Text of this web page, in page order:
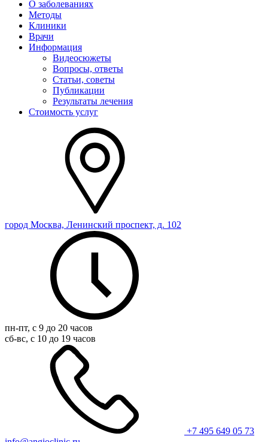
О заболеваниях
Методы
Клиники
Врачи
Информация
Видеосюжеты
Вопросы, ответы
Статьи, советы
Публикации
Результаты лечения
Стоимость услуг
город Москва, Ленинский проспект, д. 102
пн-пт, с 9 до 20 часов
сб-вс, с 10 до 19 часов
+7 495 649 05 73